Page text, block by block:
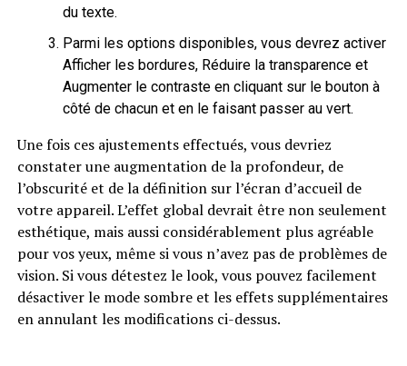
du texte.
Parmi les options disponibles, vous devrez activer
Afficher les bordures, Réduire la transparence et
Augmenter le contraste en cliquant sur le bouton à
côté de chacun et en le faisant passer au vert.
Une fois ces ajustements effectués, vous devriez
constater une augmentation de la profondeur, de
l’obscurité et de la définition sur l’écran d’accueil de
votre appareil. L’effet global devrait être non seulement
esthétique, mais aussi considérablement plus agréable
pour vos yeux, même si vous n’avez pas de problèmes de
vision. Si vous détestez le look, vous pouvez facilement
désactiver le mode sombre et les effets supplémentaires
en annulant les modifications ci-dessus.